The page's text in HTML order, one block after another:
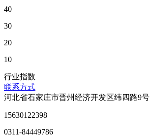
40
30
20
10
行业指数
联系方式
河北省石家庄市晋州经济开发区纬四路9号
15630122398
0311-84449786